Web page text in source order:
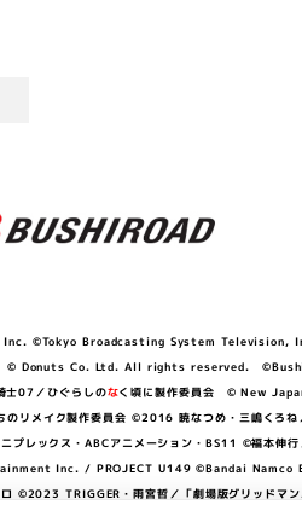
©Tokyo Broadcasting System Television,
© Donuts Co. Ltd. All rights reserved.
07／ひぐらしのなく頃に製作委員会 © New
イク製作委員会 ©2016 暁なつめ・三嶋くろね／
ックス・ABCアニメーション・BS11 ©福本伸
Inc. / PROJECT U149 ©Bandai
©2023 TRIGGER・雨宮哲／「劇場版グリッドマ